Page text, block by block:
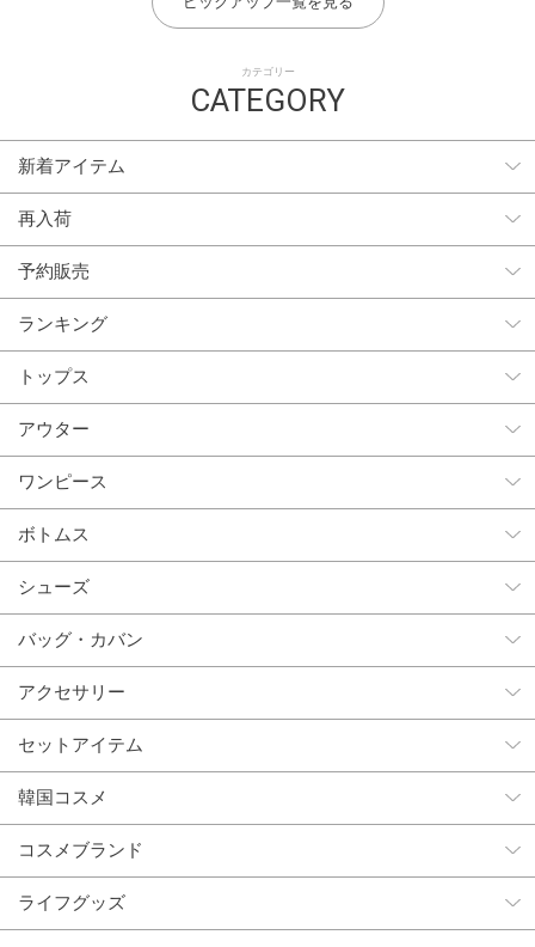
カテゴリー
CATEGORY
新着アイテム
再入荷
予約販売
ランキング
トップス
アウター
ワンピース
ボトムス
シューズ
バッグ・カバン
アクセサリー
セットアイテム
韓国コスメ
コスメブランド
ライフグッズ